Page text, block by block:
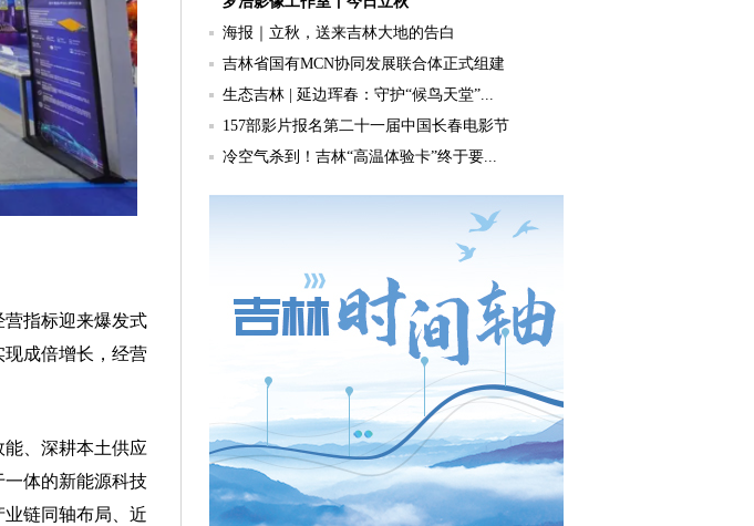
指标迎来爆发式
成倍增长，经营
、深耕本土供应
体的新能源科技
链同轴布局、近